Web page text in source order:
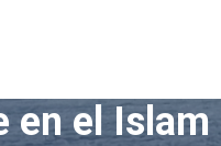
en el Islam